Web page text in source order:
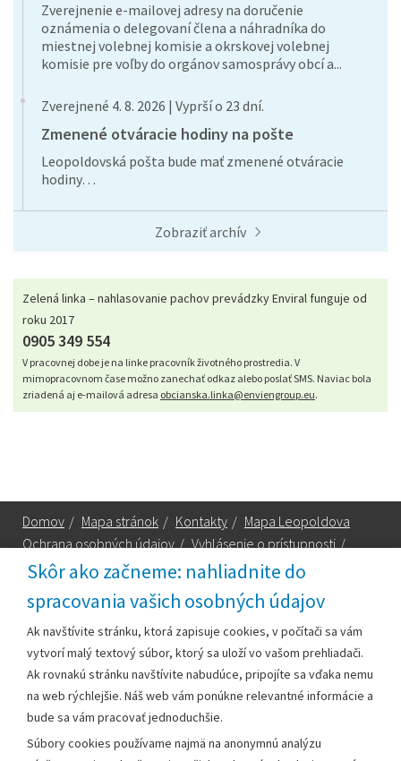
Skôr ako začneme: nahliadnite do
spracovania vašich osobných údajov
Ak navštívite stránku, ktorá zapisuje cookies, v počítači sa vám
vytvorí malý textový súbor, ktorý sa uloží vo vašom prehliadači.
Ak rovnakú stránku navštívite nabudúce, pripojíte sa vďaka nemu
na web rýchlejšie. Náš web vám ponúkne relevantné informácie a
bude sa vám pracovať jednoduchšie.
Súbory cookies používame najmä na anonymnú analýzu
Zverejnenie e-mailovej adresy na doručenie
oznámenia o delegovaní člena a náhradníka do
miestnej volebnej komisie a okrskovej volebnej
komisie pre voľby do orgánov samosprávy obcí a...
Zverejnené 4. 8. 2026 | Vyprší o 23 dní.
Zmenené otváracie hodiny na pošte
Leopoldovská pošta bude mať zmenené otváracie
hodiny…
Zobraziť archív
Zelená linka – nahlasovanie pachov prevádzky Enviral funguje od
roku 2017
0905 349 554
V pracovnej dobe je na linke pracovník životného prostredia. V
mimopracovnom čase možno zanechať odkaz alebo poslať SMS. Naviac bola
zriadená aj e-mailová adresa obcianska.linka@enviengroup.eu.
Domov / Mapa stránok / Kontakty / Mapa Leopoldova
Ochrana osobných údajov / Vyhlásenie o prístupnosti /
Technická podpora
Mestský úrad Leopoldov
Hlohovská cesta 1818/2A
920 41 Leopoldov
Kontakt: